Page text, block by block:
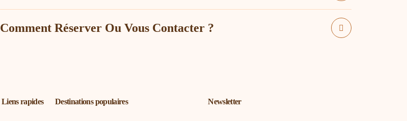
Comment Réserver Ou Vous Contacter ?
Liens rapides Destinations populaires Newsletter